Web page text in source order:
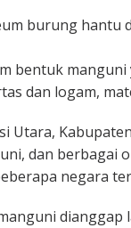
burung hantu
bentuk
dan logam,
Utara,
dan berbagai
negara